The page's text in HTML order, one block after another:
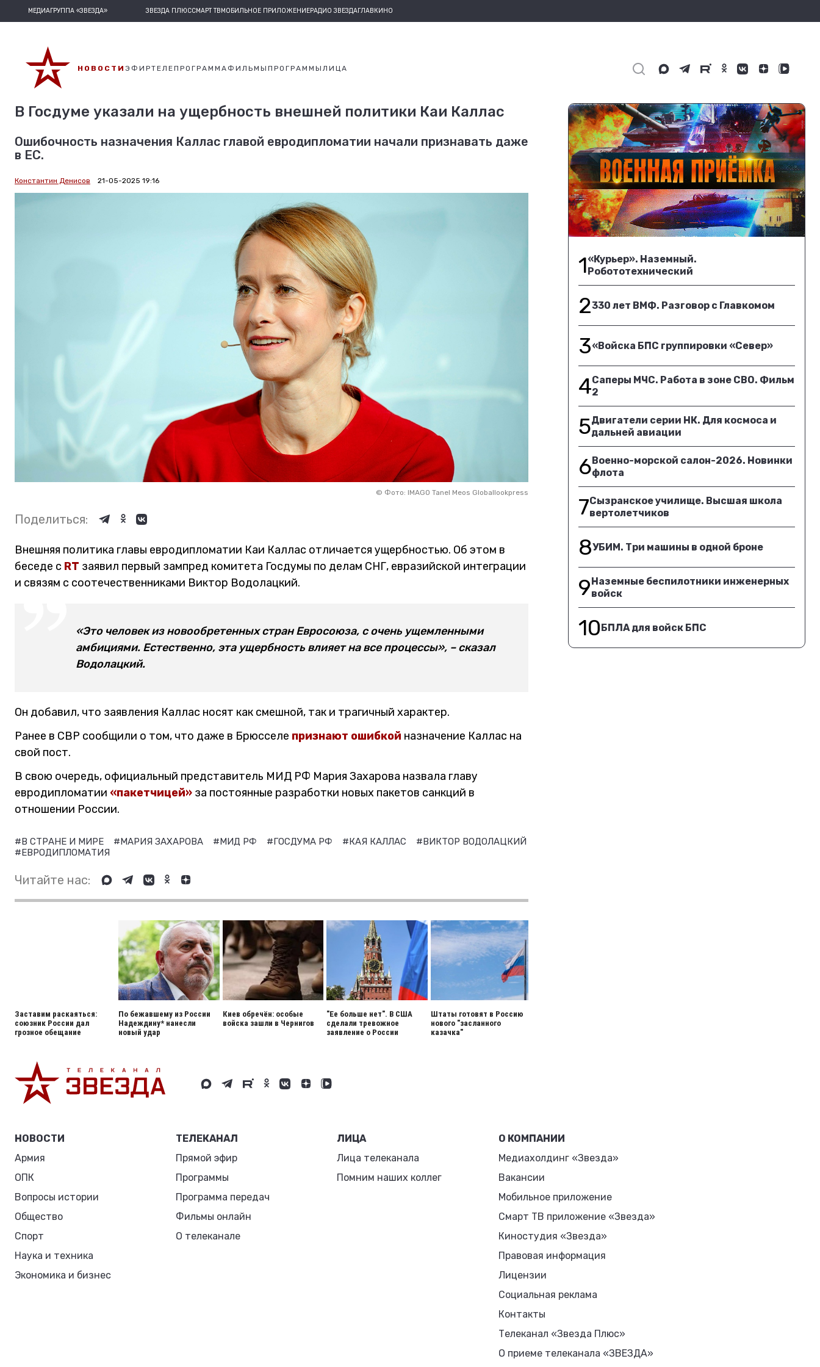
МЕДИАГРУППА «ЗВЕЗДА» ЗВЕЗДА ПЛЮССМАРТ ТВМОБИЛЬНОЕ ПРИЛОЖЕНИЕРАДИО ЗВЕЗДАГЛАВКИНО
НОВОСТИ ЭФИРТЕЛЕПРОГРАММАФИЛЬМЫ ПРОГРАММЫ ЛИЦА
В Госдуме указали на ущербность внешней политики Каи Каллас
Ошибочность назначения Каллас главой евродипломатии начали признавать даже
в ЕС.
Константин Денисов 21-05-2025 19:16
© Фото: IMAGO Tanel Meos Globallookpress
Поделиться:
Внешняя политика главы евродипломатии Каи Каллас отличается ущербностью. Об этом в
беседе с RT заявил первый зампред комитета Госдумы по делам СНГ, евразийской интеграции
и связям с соотечественниками Виктор Водолацкий.
«Это человек из новообретенных стран Евросоюза, с очень ущемленными
амбициями. Естественно, эта ущербность влияет на все процессы», – сказал
Водолацкий.
Он добавил, что заявления Каллас носят как смешной, так и трагичный характер.
Ранее в СВР сообщили о том, что даже в Брюсселе признают ошибкой назначение Каллас на
свой пост.
В свою очередь, официальный представитель МИД РФ Мария Захарова назвала главу
евродипломатии «пакетчицей» за постоянные разработки новых пакетов санкций в
отношении России.
#В СТРАНЕ И МИРЕ #МАРИЯ ЗАХАРОВА #МИД РФ #ГОСДУМА РФ #КАЯ КАЛЛАС
#ВИКТОР ВОДОЛАЦКИЙ
#ЕВРОДИПЛОМАТИЯ
Читайте нас:
Заставим раскаяться:
союзник России дал
грозное обещание
По бежавшему из России
Надеждину* нанесли
новый удар
Киев обречён: особые
войска зашли в Чернигов
"Ее больше нет". В США
сделали тревожное
заявление о России
Штаты готовят в Россию
нового "засланного
казачка"
1«Курьер». Наземный.
Робототехнический
2330 лет ВМФ. Разговор с Главкомом
3«Войска БПС группировки «Север»
4Саперы МЧС. Работа в зоне СВО. Фильм
2
5Двигатели серии НК. Для космоса и
дальней авиации
6Военно-морской салон-2026. Новинки
флота
7Сызранское училище. Высшая школа
вертолетчиков
8УБИМ. Три машины в одной броне
9Наземные беспилотники инженерных
войск
10БПЛА для войск БПС
НОВОСТИ
Армия
ОПК
Вопросы истории
Общество
Спорт
Наука и техника
Экономика и бизнес
ТЕЛЕКАНАЛ
Прямой эфир
Программы
Программа передач
Фильмы онлайн
О телеканале
ЛИЦА
Лица телеканала
Помним наших коллег
О КОМПАНИИ
Медиахолдинг «Звезда»
Вакансии
Мобильное приложение
Смарт ТВ приложение «Звезда»
Киностудия «Звезда»
Правовая информация
Лицензии
Социальная реклама
Контакты
Телеканал «Звезда Плюс»
О приеме телеканала «ЗВЕЗДА»